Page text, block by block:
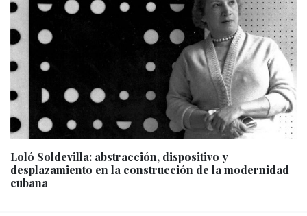
Loló Soldevilla: abstracción, dispositivo y
desplazamiento en la construcción de la modernidad
cubana